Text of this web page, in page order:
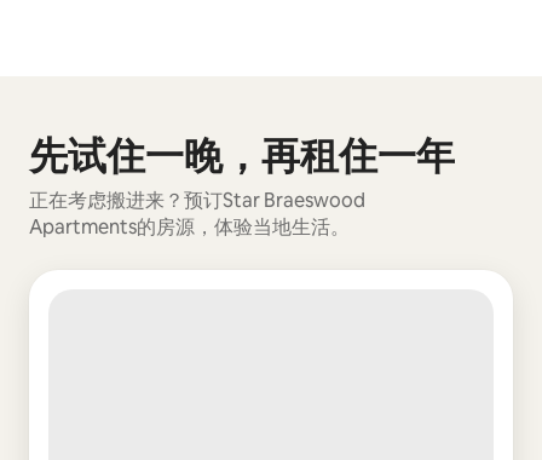
先试住一晚，再租住一年
正在考虑搬进来？预订Star Braeswood
Apartments的房源，体验当地生活。
显示 0 项中的 0 项